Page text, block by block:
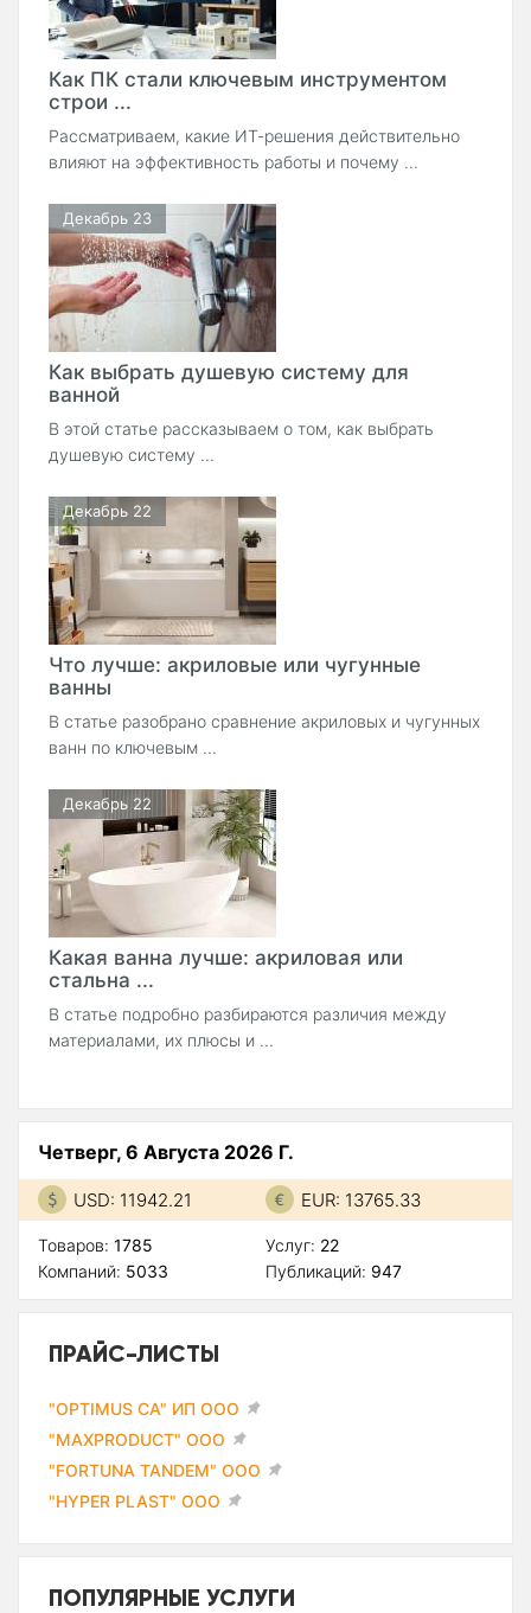
Как ПК стали ключевым инструментом
строи ...
Рассматриваем, какие ИТ-решения действительно
влияют на эффективность работы и почему ...
Декабрь 23
Как выбрать душевую систему для
ванной
В этой статье рассказываем о том, как выбрать
душевую систему ...
Декабрь 22
Что лучше: акриловые или чугунные
ванны
В статье разобрано сравнение акриловых и чугунных
ванн по ключевым ...
Декабрь 22
Какая ванна лучше: акриловая или
стальна ...
В статье подробно разбираются различия между
материалами, их плюсы и ...
Четверг, 6 Августа 2026 Г.
USD: 11942.21 EUR: 13765.33
Товаров: 1785
Компаний: 5033
Услуг: 22
Публикаций: 947
ПРАЙС-ЛИСТЫ
"OPTIMUS CA" ИП ООО
"MAXPRODUCT" ООО
"FORTUNA TANDEM" ООО
"HYPER PLAST" ООО
ПОПУЛЯРНЫЕ УСЛУГИ